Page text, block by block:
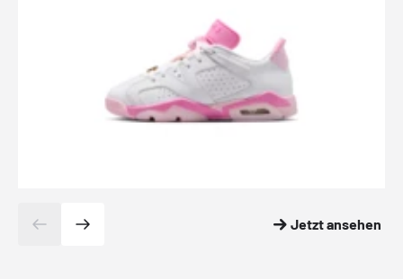
Jetzt ansehen